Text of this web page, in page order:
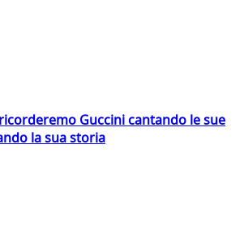
Guccini cantando le sue
la sua storia